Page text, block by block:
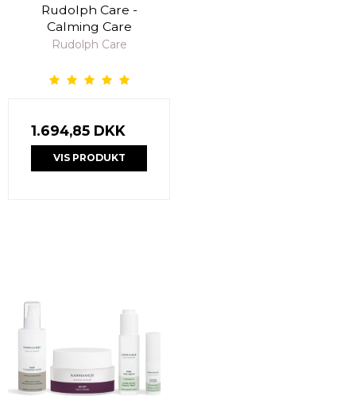
Rudolph Care -
Calming Care
Rudolph Care
1.694,85 DKK
VIS PRODUKT